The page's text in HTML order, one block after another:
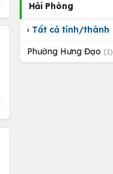
Hải Phòng
‹ Tất cả tỉnh/thành
Phường Hưng Đạo (1)